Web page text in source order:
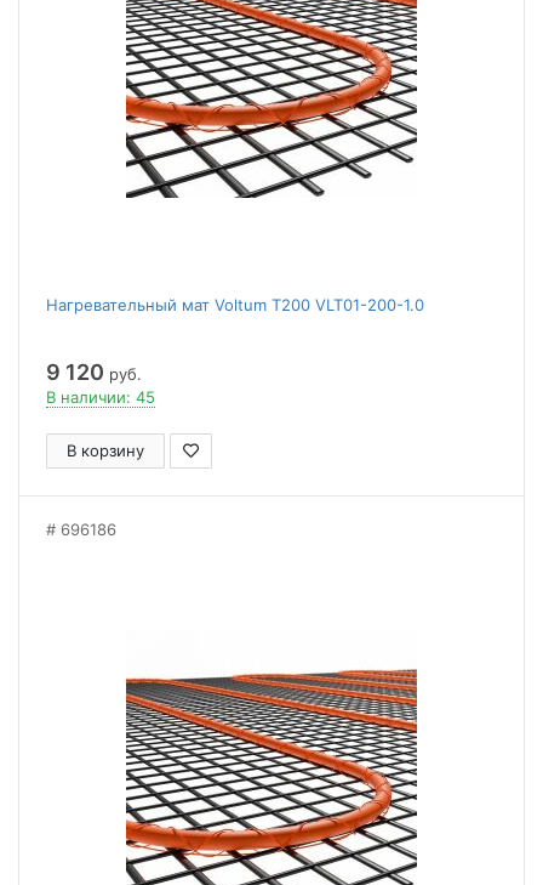
Нагревательный мат Voltum Т200 VLT01-200-1.0
9 120 руб.
В наличии: 45
В корзину
696186